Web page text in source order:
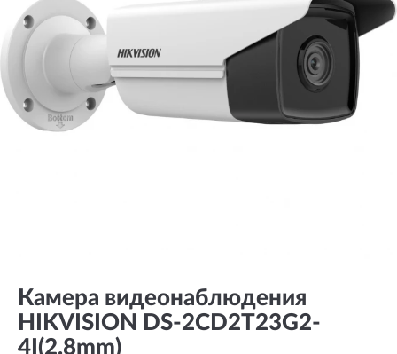
Камера видеонаблюдения
HIKVISION DS-2CD2T23G2-
4I(2.8mm)